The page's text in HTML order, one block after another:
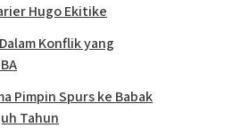
Hugo Ekitike
Konflik yang
Pimpin Spurs ke Babak
Tahun